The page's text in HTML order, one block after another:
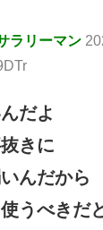
ラリーマン
だよ
きに
んだから
うべきだ